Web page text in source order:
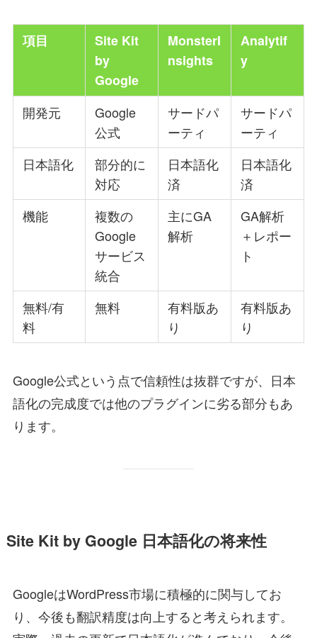
項目
Site Kit
by
Google
MonsterI
nsights
Analytif
y
開発元
Google
公式
サードパ
ーティ
サードパ
ーティ
日本語化
部分的に
対応
日本語化
済
日本語化
済
機能
複数の
Google
サービス
統合
主にGA
解析
GA解析
＋レポー
ト
無料/有
料
無料
有料版あ
り
有料版あ
り
Google公式という点で信頼性は抜群ですが、日本
語化の完成度では他のプラグインに劣る部分もあ
ります。
Site Kit by Google 日本語化の将来性
GoogleはWordPress市場に積極的に関与してお
り、今後も翻訳精度は向上すると考えられます。